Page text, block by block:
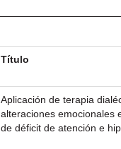
Título
Aplicación de terapia
alteraciones emocionales
de déficit de atención e